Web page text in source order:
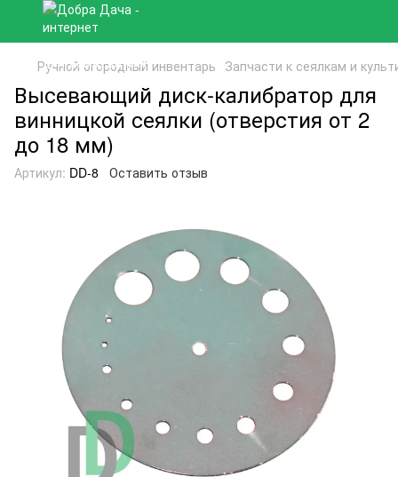
Ручной огородный инвентарь Запчасти к сеялкам и
Высевающий диск-калибратор для
винницкой сеялки (отверстия от 2
до 18 мм)
Артикул: DD-8 Оставить отзыв